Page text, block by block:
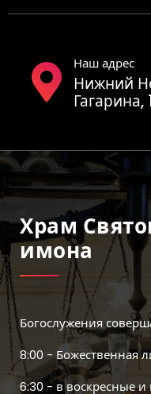
Наш адрес
Нижний
Гагарина,
Храм
Имона
Богослужения
8:00 - Божественная
6:30 - в воскресные